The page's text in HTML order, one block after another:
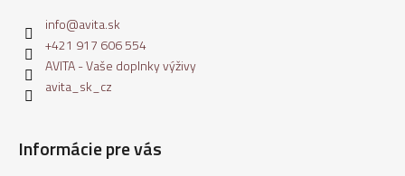
info@avita.sk
+421 917 606 554
AVITA - Vaše doplnky výživy
avita_sk_cz
Informácie pre vás